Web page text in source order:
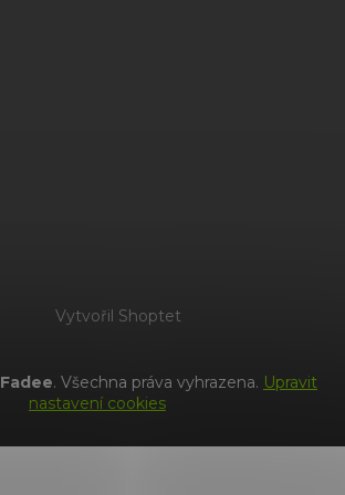
Vytvořil Shoptet
Fadee. Všechna práva vyhrazena. Upravit
nastavení cookies